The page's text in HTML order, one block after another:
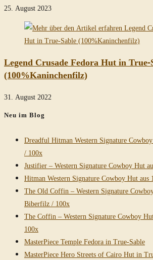
25. August 2023
Legend Crusade Fedora Hut in True-
(100%Kaninchenfilz)
31. August 2022
Neu im Blog
Dreadful Hitman Western Signature
/ 100x
Justifier – Western Signature Cowboy Hut
Hitman Western Signature Cowboy Hut
The Old Coffin – Western Signature
Biberfilz / 100x
The Coffin – Western Signature Cowboy
100x
MasterPiece Temple Fedora in True-Sable
MasterPiece Hero Streets of Cairo Hut in